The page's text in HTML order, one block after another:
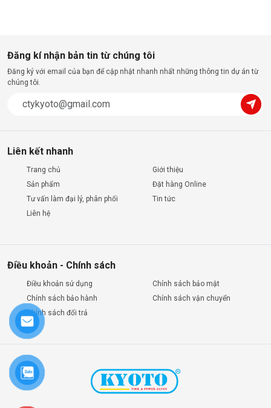
Đăng kí nhận bản tin từ chúng tôi
Đăng ký với email của bạn để cập nhật nhanh nhất những thông tin dự án từ
chúng tôi.
Liên kết nhanh
Trang chủ
Giới thiệu
Sản phẩm
Đặt hàng Online
Tư vấn làm đại lý, phân phối
Tin tức
Liên hệ
Điều khoản - Chính sách
Điều khoản sử dụng
Chính sách bảo mật
Chính sách bảo hành
Chính sách vận chuyển
Chính sách đổi trả